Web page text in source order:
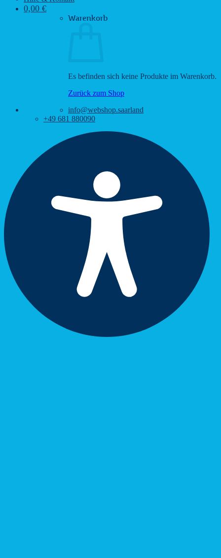
0,00 €
Warenkorb
Es befinden sich keine Produkte im Warenkorb.
Zurück zum Shop
info@webshop.saarland
+49 681 880090